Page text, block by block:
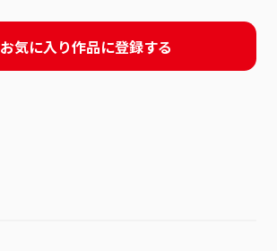
お気に入り作品に登録する